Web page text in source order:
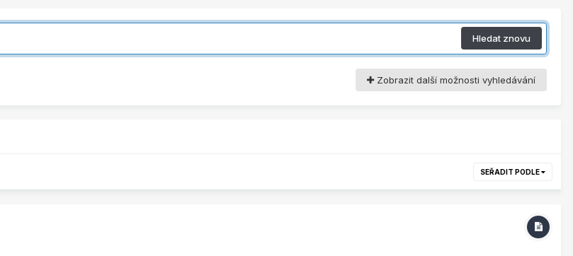
Hledat znovu
Zobrazit další možnosti vyhledávání
SEŘADIT PODLE